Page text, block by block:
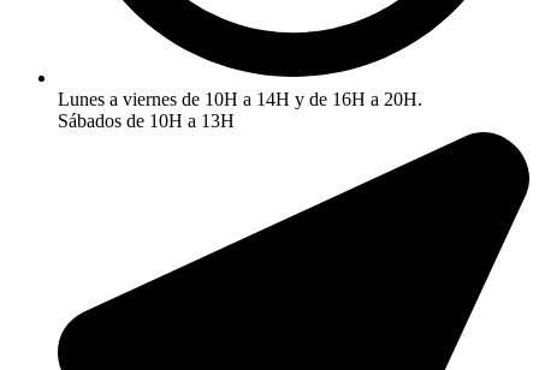
Lunes a viernes de 10H a 14H y de 16H a 20H.
Sábados de 10H a 13H